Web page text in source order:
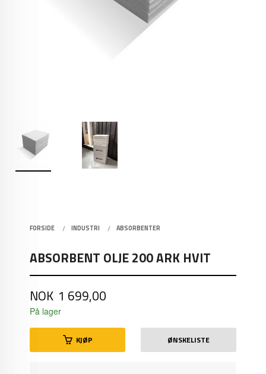
FORSIDE INDUSTRI ABSORBENTER
ABSORBENT OLJE 200 ARK HVIT
Pris
NOK 1 699,00
På lager
KJØP ØNSKELISTE